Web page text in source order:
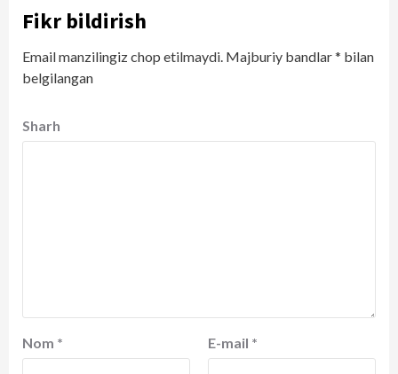
Fikr bildirish
Email manzilingiz chop etilmaydi. Majburiy bandlar* bilan
belgilangan
Sharh
Nom * E-mail *